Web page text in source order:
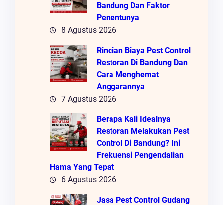
Bandung Dan Faktor
Penentunya
8 Agustus 2026
Rincian Biaya Pest Control
Restoran Di Bandung Dan
Cara Menghemat
Anggarannya
7 Agustus 2026
Berapa Kali Idealnya
Restoran Melakukan Pest
Control Di Bandung? Ini
Frekuensi Pengendalian
Hama Yang Tepat
6 Agustus 2026
Jasa Pest Control Gudang